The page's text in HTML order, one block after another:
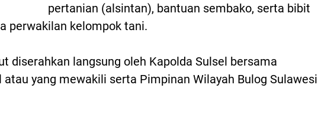
pertanian (alsintan), bantuan sembako, serta bibit
perwakilan kelompok tani.
diserahkan langsung oleh Kapolda Sulsel bersama
atau yang mewakili serta Pimpinan Wilayah Bulog Sulawesi